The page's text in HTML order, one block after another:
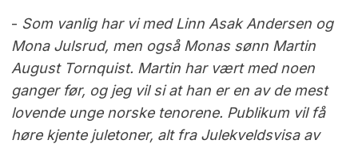
- Som vanlig har vi med Linn Asak Andersen og
Mona Julsrud, men også Monas sønn Martin
August Tornquist. Martin har vært med noen
ganger før, og jeg vil si at han er en av de mest
lovende unge norske tenorene. Publikum vil få
høre kjente juletoner, alt fra Julekveldsvisa av